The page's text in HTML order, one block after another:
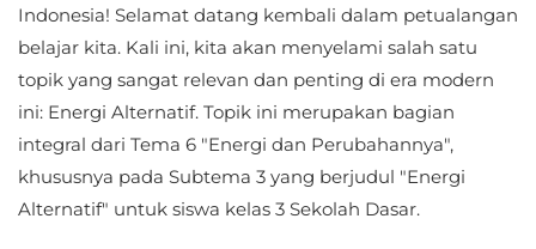
Indonesia! Selamat datang kembali dalam petualangan
belajar kita. Kali ini, kita akan menyelami salah satu
topik yang sangat relevan dan penting di era modern
ini: Energi Alternatif. Topik ini merupakan bagian
integral dari Tema 6 "Energi dan Perubahannya",
khususnya pada Subtema 3 yang berjudul "Energi
Alternatif" untuk siswa kelas 3 Sekolah Dasar.